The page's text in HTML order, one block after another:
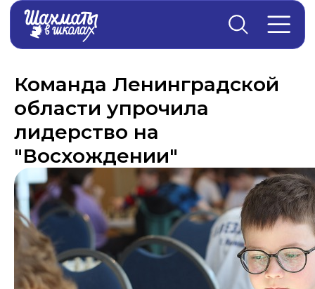
Команда Ленинградской
области упрочила
лидерство на
"Восхождении"